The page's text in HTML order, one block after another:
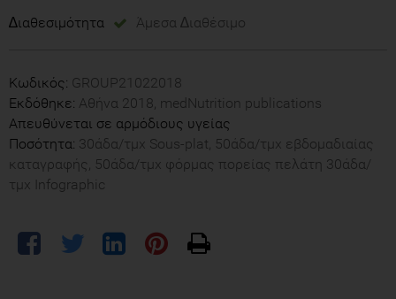
∆ιαθεσιμότητα Άμεσα ∆ιαθέσιμο
Κωδικός: GROUP21022018
Εκδόθηκε: Αθήνα 2018, medNutrition publications
Απευθύνεται σε αρμόδιους υγείας
Ποσότητα: 30άδα/τμχ Sous-plat, 50άδα/τμχ εβδομαδιαίας
καταγραφής, 50άδα/τμχ φόρμας πορείας πελάτη 30άδα/
τμχ Infographic